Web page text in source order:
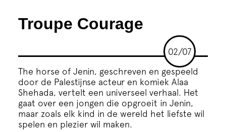
Theater
Cursus
Onderwijs
Troupe Courage
02/07
The horse of Jenin, geschreven en gespeeld
door de Palestijnse acteur en komiek Alaa
Shehada, vertelt een universeel verhaal. Het
gaat over een jongen die opgroeit in Jenin,
maar zoals elk kind in de wereld het liefste wil
spelen en plezier wil maken.